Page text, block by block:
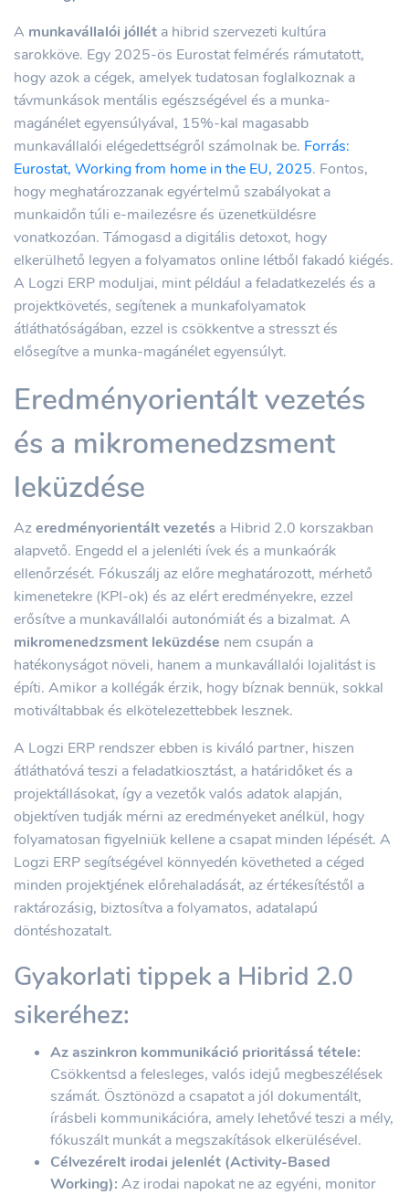
A munkavállalói jóllét a hibrid szervezeti kultúra
sarokköve. Egy 2025-ös Eurostat felmérés rámutatott,
hogy azok a cégek, amelyek tudatosan foglalkoznak a
távmunkások mentális egészségével és a munka-
magánélet egyensúlyával, 15%-kal magasabb
munkavállalói elégedettségről számolnak be. Forrás:
Eurostat, Working from home in the EU, 2025. Fontos,
hogy meghatározzanak egyértelmű szabályokat a
munkaidőn túli e-mailezésre és üzenetküldésre
vonatkozóan. Támogasd a digitális detoxot, hogy
elkerülhető legyen a folyamatos online létből fakadó kiégés.
A Logzi ERP moduljai, mint például a feladatkezelés és a
projektkövetés, segítenek a munkafolyamatok
átláthatóságában, ezzel is csökkentve a stresszt és
elősegítve a munka-magánélet egyensúlyt.
Eredményorientált vezetés
és a mikromenedzsment
leküzdése
Azeredményorientált vezetés a Hibrid 2.0 korszakban
alapvető. Engedd el a jelenléti ívek és a munkaórák
ellenőrzését. Fókuszálj az előre meghatározott, mérhető
kimenetekre (KPI-ok) és az elért eredményekre, ezzel
erősítve a munkavállalói autonómiát és a bizalmat. A
mikromenedzsment leküzdése nem csupán a
hatékonyságot növeli, hanem a munkavállalói lojalitást is
építi. Amikor a kollégák érzik, hogy bíznak bennük, sokkal
motiváltabbak és elkötelezettebbek lesznek.
A Logzi ERP rendszer ebben is kiváló partner, hiszen
átláthatóvá teszi a feladatkiosztást, a határidőket és a
projektállásokat, így a vezetők valós adatok alapján,
objektíven tudják mérni az eredményeket anélkül, hogy
folyamatosan figyelniük kellene a csapat minden lépését. A
Logzi ERP segítségével könnyedén követheted a céged
minden projektjének előrehaladását, az értékesítéstől a
raktározásig, biztosítva a folyamatos, adatalapú
döntéshozatalt.
Gyakorlati tippek a Hibrid 2.0
sikeréhez:
Az aszinkron kommunikáció prioritássá tétele:
Csökkentsd a felesleges, valós idejű megbeszélések
számát. Ösztönözd a csapatot a jól dokumentált,
írásbeli kommunikációra, amely lehetővé teszi a mély,
fókuszált munkát a megszakítások elkerülésével.
Célvezérelt irodai jelenlét (Activity-Based
Working): Az irodai napokat ne az egyéni, monitor